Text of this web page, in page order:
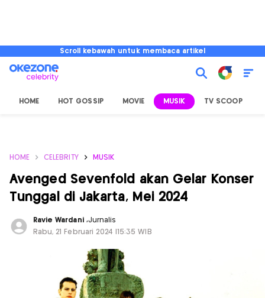
Scroll kebawah untuk membaca artikel
HOME HOT GOSSIP MOVIE MUSIK TV SCOOP
HOME CELEBRITY MUSIK
Avenged Sevenfold akan Gelar Konser
Tunggal di Jakarta, Mei 2024
Ravie Wardani ,Jurnalis
Rabu, 21 Februari 2024 |15:35 WIB